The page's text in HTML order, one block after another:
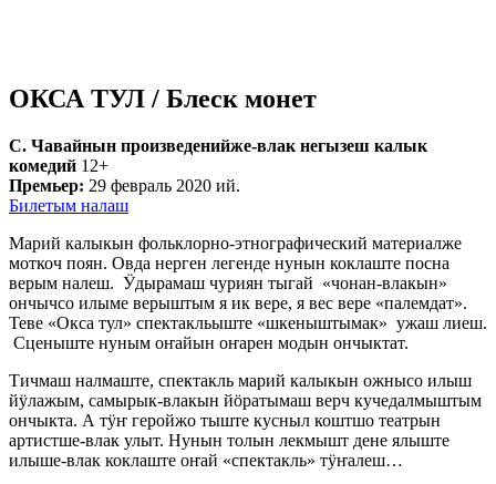
ОКСА ТУЛ / Блеск монет
С. Чавайнын произведенийже-влак негызеш калык
комедий 12+
Премьер: 29 февраль 2020 ий.
Билетым налаш
Марий калыкын фольклорно-этнографический материалже
моткоч поян. Овда нерген легенде нунын коклаште посна
верым налеш. Ӱдырамаш чуриян тыгай «чонан-влакын»
ончычсо илыме верыштым я ик вере, я вес вере «палемдат».
Теве «Окса тул» спектакльыште «шкеныштымак» ужаш лиеш.
Сценыште нуным оҥайын оҥарен модын ончыктат.
Тичмаш налмаште, спектакль марий калыкын ожнысо илыш
йӱлажым, самырык-влакын йӧратымаш верч кучедалмыштым
ончыкта. А тӱҥ геройжо тыште кусныл коштшо театрын
артистше-влак улыт. Нунын толын лекмышт дене ялыште
илыше-влак коклаште оҥай «спектакль» тӱҥалеш…